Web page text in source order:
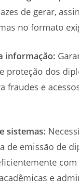
de gerar,
no formato
informação:
proteção dos
fraudes e
sistemas:
de emissão de
e